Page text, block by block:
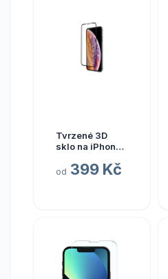
Tvrzené 3D
sklo na iPhone
Max
od 399 Kč